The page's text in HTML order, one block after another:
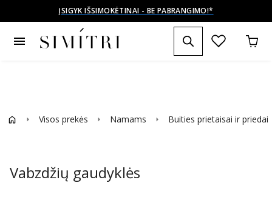
ĮSIGYK IŠSIMOKĖTINAI - BE PABRANGIMO!*
menu
arrow_right Visos prekės arrow_right Namams arrow_right Buities prietaisai ir priedai
Vabzdžių gaudyklės